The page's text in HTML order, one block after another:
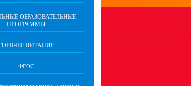
ОБРАЗОВАТЕЛЬНЫЕ
ПРОГРАММЫ
ПИТАНИЕ
ФГОС